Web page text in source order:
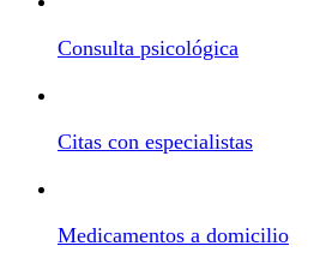
Consulta psicológica
Citas con especialistas
Medicamentos a domicilio